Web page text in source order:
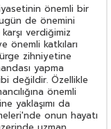
önemli bir
de önemini
verdiğimiz
önemli katkıları
zihniyetine
yapma
değildir. Özellikle
önemli
yaklaşımı da
onun hayatı